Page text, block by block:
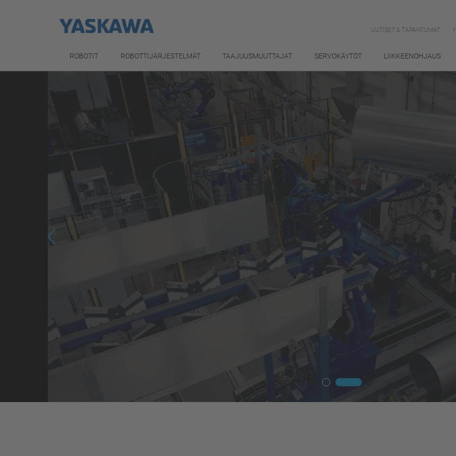
UUTISET & TAPAHTUMAT
ROBOTIT ROBOTTIJÄRJESTELMÄT TAAJUUSMUUTTAJAT SERVOKÄYTÖT LIIKKEENOHJAUS
Luotettavimmat
järjestelmäratkaisut
Tutustu ratkaisuihin
Previous